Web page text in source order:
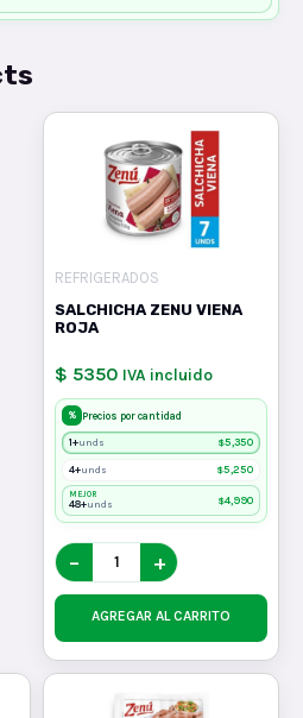
REFRIGERADOS
SALCHICHA ZENU VIENA
ROJA
$ 5350 IVA incluido
% Precios por cantidad
1+unds $5,350
4+unds $5,250
MEJOR
48+unds $4,990
− +
AGREGAR AL CARRITO